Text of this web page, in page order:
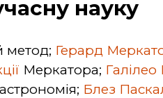
науку
метод; Герард
Меркатора; Галілео
Блез